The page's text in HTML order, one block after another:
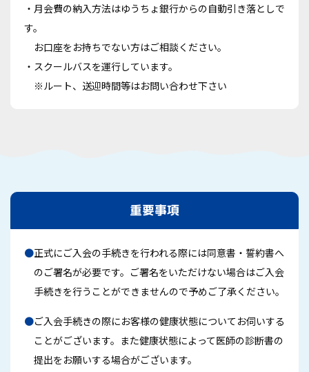
・月会費の納入方法はゆうちょ銀行からの自動引き落としで
す。
お口座をお持ちでない方はご相談ください。
・スクールバスを運行しています。
※ルート、送迎時間等はお問い合わせ下さい
重要事項
●正式にご入会の手続きを行われる際には同意書・誓約書へ
のご署名が必要です。ご署名をいただけない場合はご入会
手続きを行うことができませんので予めご了承ください。
●ご入会手続きの際にお客様の健康状態についてお伺いする
ことがございます。また健康状態によって医師の診断書の
提出をお願いする場合がございます。